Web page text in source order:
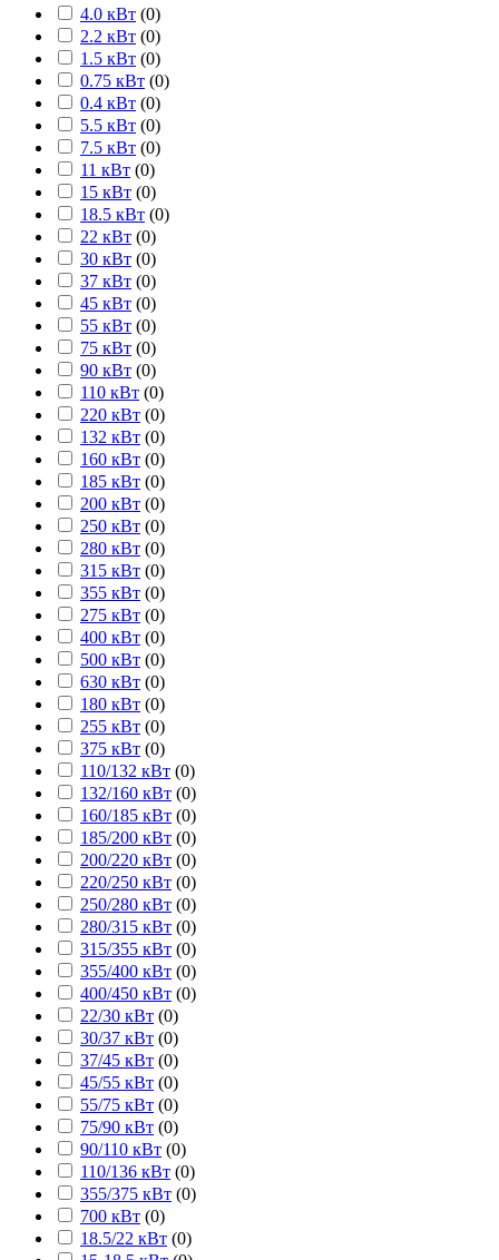
4.0 кВт (0)
2.2 кВт (0)
1.5 кВт (0)
0.75 кВт (0)
0.4 кВт (0)
5.5 кВт (0)
7.5 кВт (0)
11 кВт (0)
15 кВт (0)
18.5 кВт (0)
22 кВт (0)
30 кВт (0)
37 кВт (0)
45 кВт (0)
55 кВт (0)
75 кВт (0)
90 кВт (0)
110 кВт (0)
220 кВт (0)
132 кВт (0)
160 кВт (0)
185 кВт (0)
200 кВт (0)
250 кВт (0)
280 кВт (0)
315 кВт (0)
355 кВт (0)
275 кВт (0)
400 кВт (0)
500 кВт (0)
630 кВт (0)
180 кВт (0)
255 кВт (0)
375 кВт (0)
110/132 кВт (0)
132/160 кВт (0)
160/185 кВт (0)
185/200 кВт (0)
200/220 кВт (0)
220/250 кВт (0)
250/280 кВт (0)
280/315 кВт (0)
315/355 кВт (0)
355/400 кВт (0)
400/450 кВт (0)
22/30 кВт (0)
30/37 кВт (0)
37/45 кВт (0)
45/55 кВт (0)
55/75 кВт (0)
75/90 кВт (0)
90/110 кВт (0)
110/136 кВт (0)
355/375 кВт (0)
700 кВт (0)
18.5/22 кВт (0)